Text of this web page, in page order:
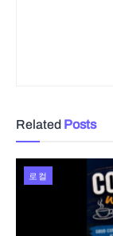
Related Posts
로컬